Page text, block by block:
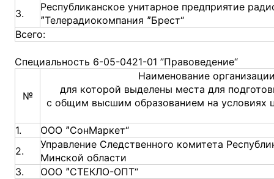
3.
Республиканское унитарное предприятие
ˮТелерадиокомпания ˮБрест“
Всего:
Специальность 6-05-0421-01 ”Правоведение“
№
Наименование
для которой выделены места для
с общим высшим образованием на условиях
1.
ООО ˮСонМаркет“
2.
Управление Следственного комитета
Минской области
3.
ООО ˮСТЕКЛО-ОПТ“